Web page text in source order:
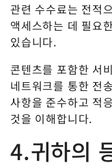
관련 수수료는 전적
액세스하는 데 필요
있습니다.
콘텐츠를 포함한 서
네트워크를 통한 전
사항을 준수하고 적
것을 이해합니다.
4.귀하의